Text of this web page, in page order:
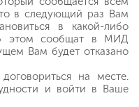
в следующий раз Вам
в какой-либо
этом сообщат в МИД
Вам будет отказано
на месте.
и войти в Ваше